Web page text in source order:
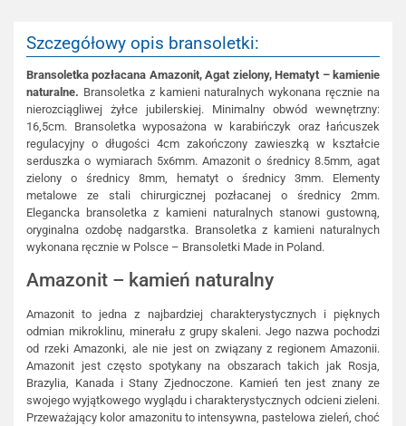
Szczegółowy opis bransoletki:
Bransoletka pozłacana Amazonit, Agat zielony, Hematyt – kamienie
naturalne. Bransoletka z kamieni naturalnych wykonana ręcznie na
nierozciągliwej żyłce jubilerskiej. Minimalny obwód wewnętrzny:
16,5cm. Bransoletka wyposażona w karabińczyk oraz łańcuszek
regulacyjny o długości 4cm zakończony zawieszką w kształcie
serduszka o wymiarach 5x6mm. Amazonit o średnicy 8.5mm, agat
zielony o średnicy 8mm, hematyt o średnicy 3mm. Elementy
metalowe ze stali chirurgicznej pozłacanej o średnicy 2mm.
Elegancka bransoletka z kamieni naturalnych stanowi gustowną,
oryginalna ozdobę nadgarstka. Bransoletka z kamieni naturalnych
wykonana ręcznie w Polsce – Bransoletki Made in Poland.
Amazonit – kamień naturalny
Amazonit to jedna z najbardziej charakterystycznych i pięknych
odmian mikroklinu, minerału z grupy skaleni. Jego nazwa pochodzi
od rzeki Amazonki, ale nie jest on związany z regionem Amazonii.
Amazonit jest często spotykany na obszarach takich jak Rosja,
Brazylia, Kanada i Stany Zjednoczone. Kamień ten jest znany ze
swojego wyjątkowego wyglądu i charakterystycznych odcieni zieleni.
Przeważający kolor amazonitu to intensywna, pastelowa zieleń, choć